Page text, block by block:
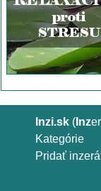
Inzi.sk ( Inz
Kategórie
Pridať